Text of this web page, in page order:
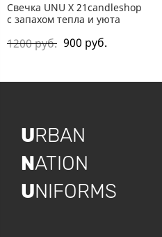
Свечка UNU X 21candleshop
с запахом тепла и уюта
1200 руб. 900 руб.
URBAN
NATION
UNIFORMS